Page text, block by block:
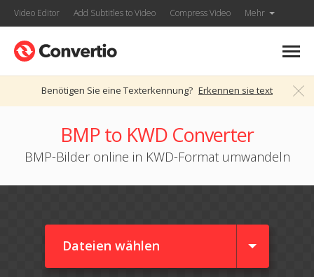
Video Editor Add Subtitles to Video Compress Video Mehr
Benötigen Sie eine Texterkennung? Erkennen sie text
BMP to KWD Converter
BMP-Bilder online in KWD-Format umwandeln
Dateien wählen